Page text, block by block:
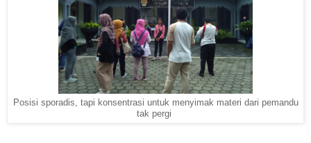
Posisi sporadis, tapi konsentrasi untuk menyimak materi dari pemandu
tak pergi